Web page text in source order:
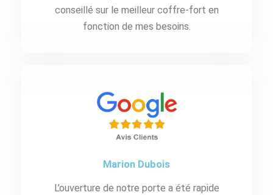
conseillé sur le meilleur coffre-fort en
fonction de mes besoins.
Marion Dubois
L’ouverture de notre porte a été rapide